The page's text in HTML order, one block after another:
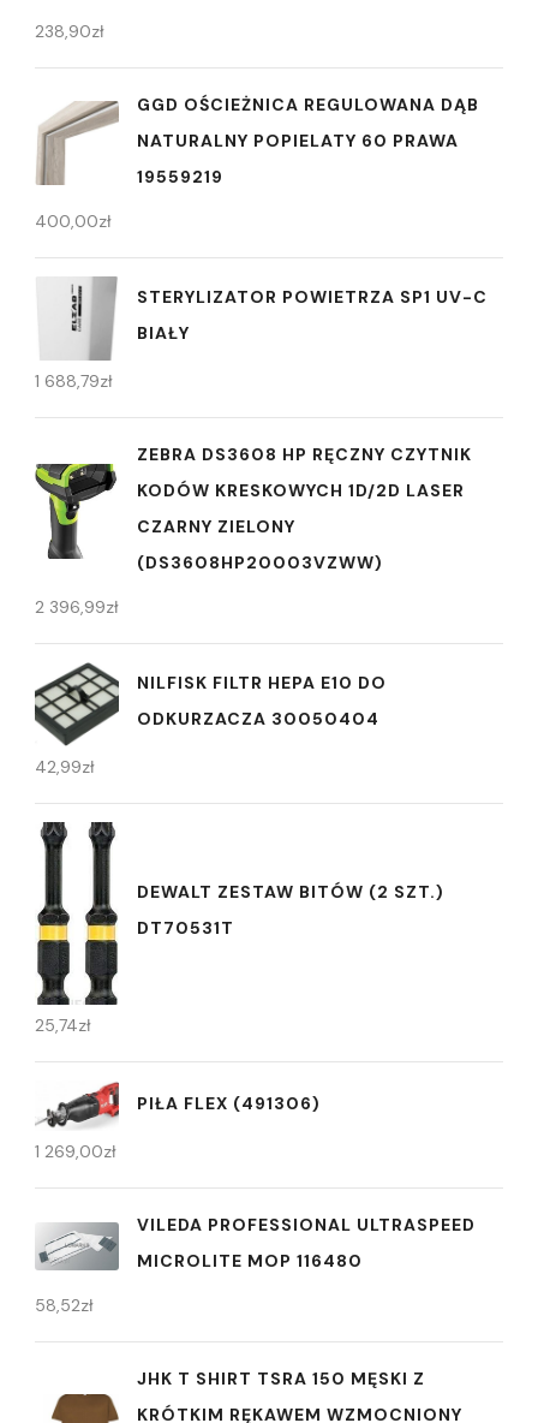
238,90zł
GGD OŚCIEŻNICA REGULOWANA DĄB
NATURALNY POPIELATY 60 PRAWA
19559219
400,00zł
STERYLIZATOR POWIETRZA SP1 UV-C
BIAŁY
1 688,79zł
ZEBRA DS3608 HP RĘCZNY CZYTNIK
KODÓW KRESKOWYCH 1D/2D LASER
CZARNY ZIELONY
(DS3608HP20003VZWW)
2 396,99zł
NILFISK FILTR HEPA E10 DO
ODKURZACZA 30050404
42,99zł
DEWALT ZESTAW BITÓW (2 SZT.)
DT70531T
25,74zł
PIŁA FLEX (491306)
1 269,00zł
VILEDA PROFESSIONAL ULTRASPEED
MICROLITE MOP 116480
58,52zł
JHK T SHIRT TSRA 150 MĘSKI Z
KRÓTKIM RĘKAWEM WZMOCNIONY